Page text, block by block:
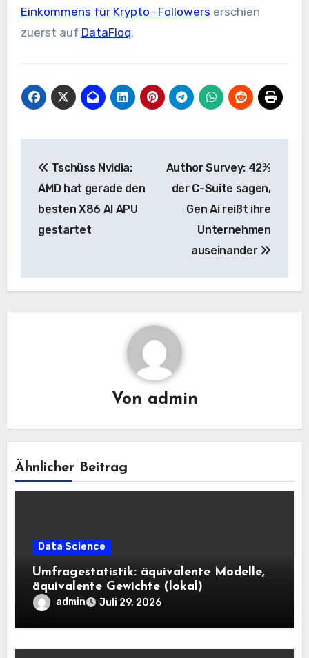
Einkommens für Krypto -Followers erschien
zuerst auf DataFloq.
Navigation
Tschüss Nvidia:
AMD hat gerade den
besten X86 AI APU
gestartet
Author Survey: 42%
der C-Suite sagen,
Gen Ai reißt ihre
Unternehmen
auseinander
Von admin
Ähnlicher Beitrag
Data Science
Umfragestatistik: äquivalente Modelle,
äquivalente Gewichte (lokal)
admin Juli 29, 2026